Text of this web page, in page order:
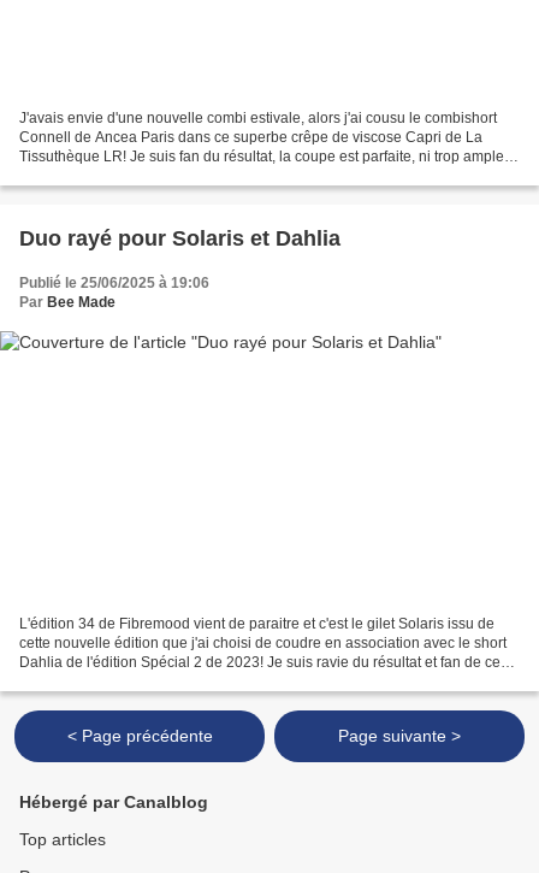
J'avais envie d'une nouvelle combi estivale, alors j'ai cousu le combishort
Connell de Ancea Paris dans ce superbe crêpe de viscose Capri de La
Tissuthèque LR! Je suis fan du résultat, la coupe est parfaite, ni trop ample,
Duo rayé pour Solaris et Dahlia
Publié le 25/06/2025 à 19:06
Par Bee Made
L'édition 34 de Fibremood vient de paraitre et c'est le gilet Solaris issu de
cette nouvelle édition que j'ai choisi de coudre en association avec le short
Dahlia de l'édition Spécial 2 de 2023! Je suis ravie du résultat et fan de ce
< Page précédente Page suivante >
Hébergé par Canalblog
Top articles